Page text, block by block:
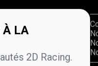
À LA
2D Racing.